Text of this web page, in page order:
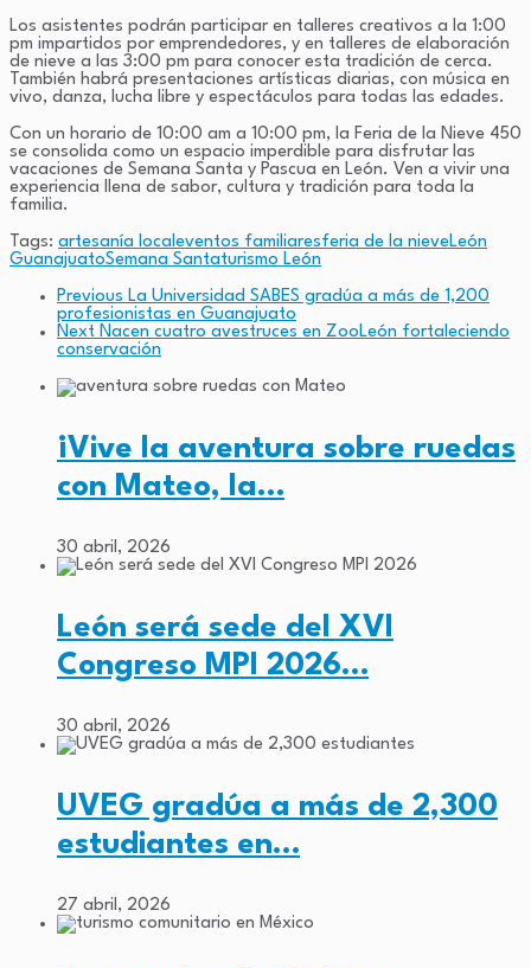
Los asistentes podrán participar en talleres creativos a la 1:00
pm impartidos por emprendedores, y en talleres de elaboración
de nieve a las 3:00 pm para conocer esta tradición de cerca.
También habrá presentaciones artísticas diarias, con música en
vivo, danza, lucha libre y espectáculos para todas las edades.
Con un horario de 10:00 am a 10:00 pm, la Feria de la Nieve 450
se consolida como un espacio imperdible para disfrutar las
vacaciones de Semana Santa y Pascua en León. Ven a vivir una
experiencia llena de sabor, cultura y tradición para toda la
familia.
Tags: artesanía local eventos familiaresferia de la nieveLeón
GuanajuatoSemana Santaturismo León
Previous La Universidad SABES gradúa a más de 1,200
profesionistas en Guanajuato
Next Nacen cuatro avestruces en ZooLeón fortaleciendo
conservación
¡Vive la aventura sobre ruedas
con Mateo, la…
30 abril, 2026
León será sede del XVI
Congreso MPI 2026…
30 abril, 2026
UVEG gradúa a más de 2,300
estudiantes en…
27 abril, 2026